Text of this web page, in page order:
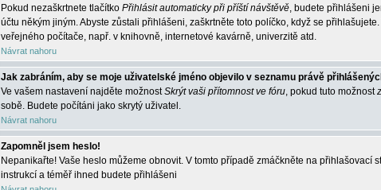
Pokud nezaškrtnete tlačítko Přihlásit automaticky při příští návštěvě, budete přihlášeni
účtu někým jiným. Abyste zůstali přihlášeni, zaškrtněte toto políčko, když se
veřejného počítače, např. v knihovně, internetové kavárně, univerzitě atd.
Návrat nahoru
Jak zabráním, aby se moje uživatelské jméno objevilo v seznamu právě
Ve vašem nastavení najděte možnostSkrýt vaši přítomnost ve fóru, pokud tuto možnost
sobě. Budete počítáni jako skrytý uživatel.
Návrat nahoru
Zapomněl jsem heslo!
Nepanikařte! Vaše heslo můžeme obnovit. V tomto případě zmáčkněte na přihlašovací
instrukcí a téměř ihned budete přihlášeni